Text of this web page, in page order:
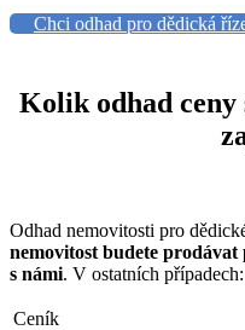
Chci odhad pro dědická
Kolik odhad ceny
Odhad nemovitosti pro
nemovitost budete
s námi. V ostatních případech:
Ceník